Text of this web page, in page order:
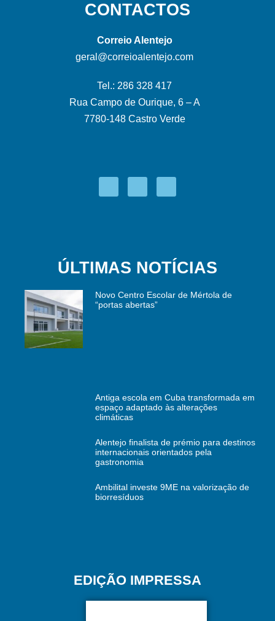
CONTACTOS
Correio Alentejo
geral@correioalentejo.com
Tel.: 286 328 417
Rua Campo de Ourique, 6 – A
7780-148 Castro Verde
ÚLTIMAS NOTÍCIAS
Novo Centro Escolar de Mértola de
“portas abertas”
Antiga escola em Cuba transformada em
espaço adaptado às alterações
climáticas
Alentejo finalista de prémio para destinos
internacionais orientados pela
gastronomia
Ambilital investe 9ME na valorização de
biorresíduos
EDIÇÃO IMPRESSA